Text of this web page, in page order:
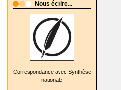
Nous écrire...
Correspondance avec Synthèse
nationale